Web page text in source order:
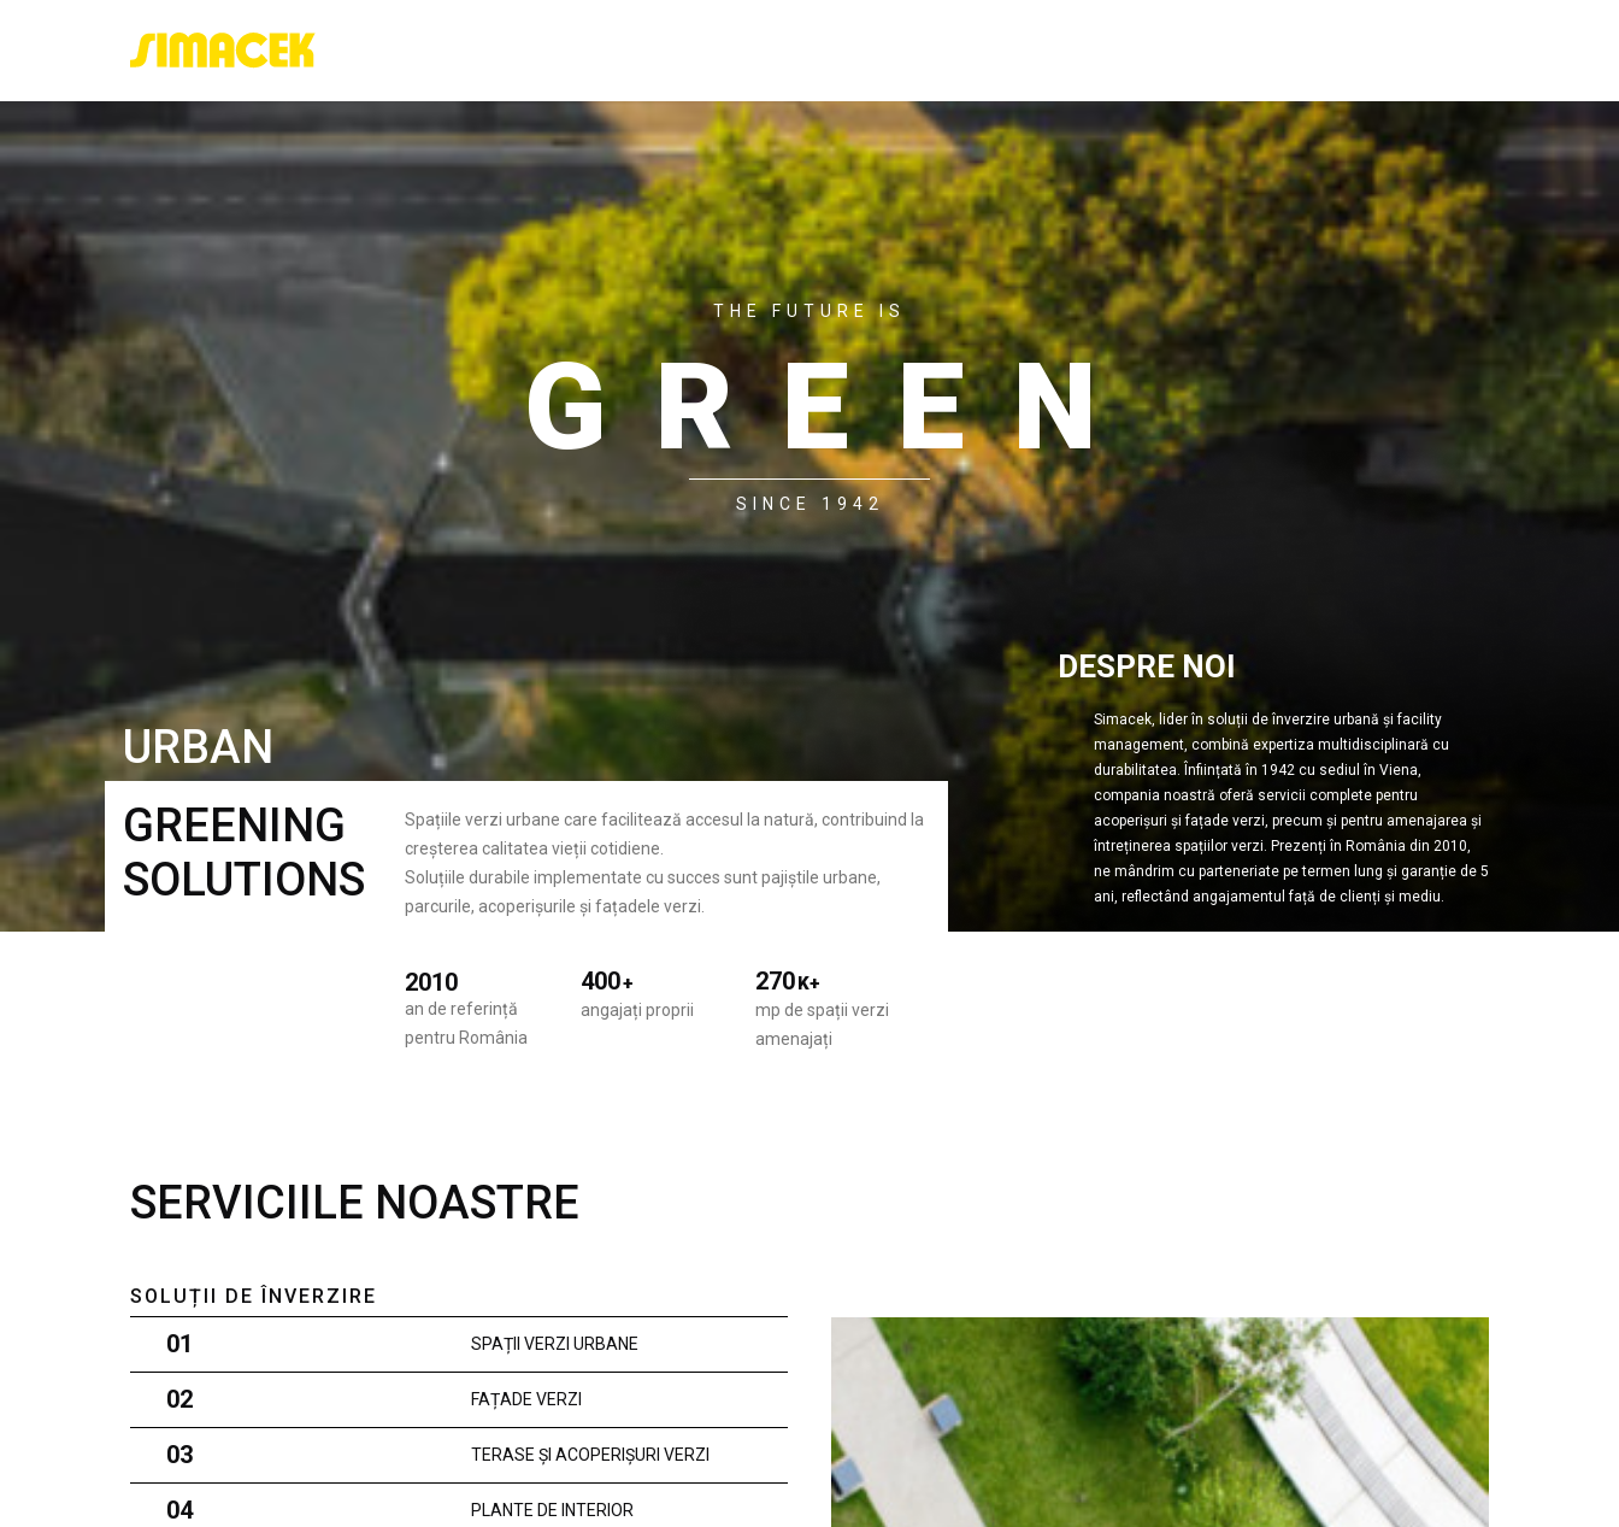
THE FUTURE IS
GREEN
SINCE 1942
DESPRE NOI
Simacek, lider în soluții de înverzire urbană și facility
management, combină expertiza multidisciplinară cu
durabilitatea. Înființată în 1942 cu sediul în Viena,
compania noastră oferă servicii complete pentru
acoperișuri și fațade verzi, precum și pentru amenajarea și
întreținerea spațiilor verzi. Prezenți în România din 2010,
ne mândrim cu parteneriate pe termen lung și garanție de 5
ani, reflectând angajamentul față de clienți și mediu.
URBAN
GREENING
SOLUTIONS
Spațiile verzi urbane care facilitează accesul la natură, contribuind la
creșterea calitatea vieții cotidiene.
Soluțiile durabile implementate cu succes sunt pajiștile urbane,
parcurile, acoperișurile și fațadele verzi.
2010
an de referință
pentru România
400+
angajați proprii
270K+
mp de spații verzi
amenajați
SERVICIILE NOASTRE
SOLUȚII DE ÎNVERZIRE
01 SPAȚII VERZI URBANE
02 FAȚADE VERZI
03 TERASE ȘI ACOPERIȘURI VERZI
04 PLANTE DE INTERIOR